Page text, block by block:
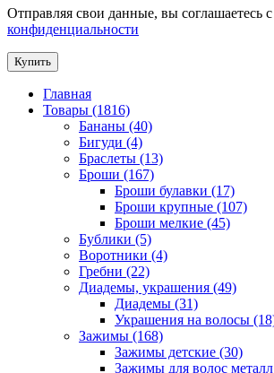
Отправляя свои данные, вы соглашаетесь с
конфиденциальности
Купить
Главная
Товары (1816)
Бананы (40)
Бигуди (4)
Браслеты (13)
Броши (167)
Броши булавки (17)
Броши крупные (107)
Броши мелкие (45)
Бублики (5)
Воротники (4)
Гребни (22)
Диадемы, украшения (49)
Диадемы (31)
Украшения на волосы
Зажимы (168)
Зажимы детские (30)
Зажимы для волос